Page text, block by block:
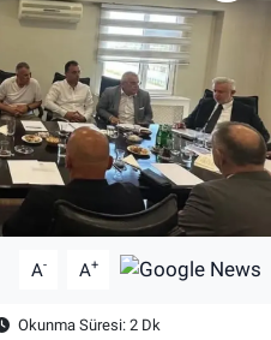
A- A+
Okunma Süresi: 2 Dk